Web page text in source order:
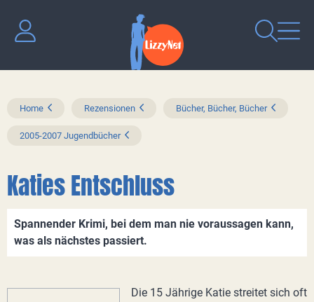
Home Rezensionen Bücher, Bücher, Bücher
2005-2007 Jugendbücher
Katies Entschluss
Spannender Krimi, bei dem man nie voraussagen kann,
was als nächstes passiert.
Die 15 Jährige Katie streitet sich oft